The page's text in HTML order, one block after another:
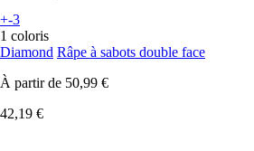
+-3
1 coloris
Diamond Râpe à sabots double face
À partir de 50,99 €
42,19 €